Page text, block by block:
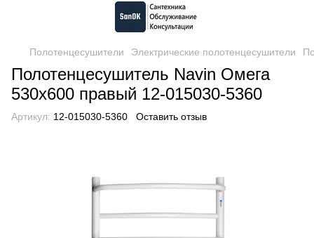
Полотенцесушители Электрические полотенцесушители
Полотенцесушитель Navin Омега
530х600 правый 12-015030-5360
Артикул: 12-015030-5360 Оставить отзыв